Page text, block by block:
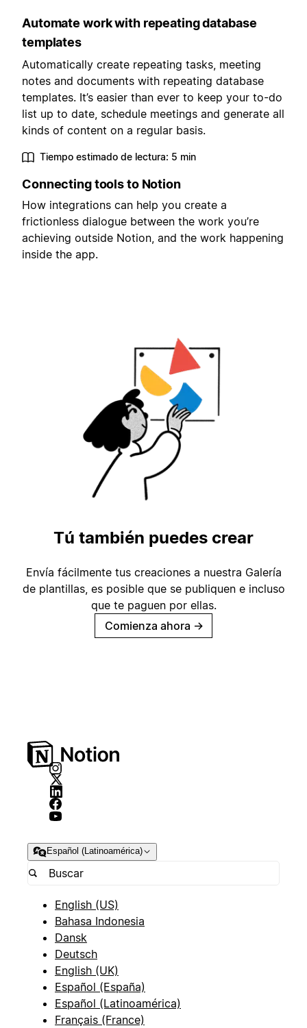
Automate work with repeating database
templates
Automatically create repeating tasks, meeting
notes and documents with repeating database
templates. It’s easier than ever to keep your to-do
list up to date, schedule meetings and generate all
kinds of content on a regular basis.
Tiempo estimado de lectura: 5 min
Connecting tools to Notion
How integrations can help you create a
frictionless dialogue between the work you’re
achieving outside Notion, and the work happening
inside the app.
Tú también puedes crear
Envía fácilmente tus creaciones a nuestra Galería
de plantillas, es posible que se publiquen e incluso
que te paguen por ellas.
Comienza ahora →
Español (Latinoamérica)
English (US)
Bahasa Indonesia
Dansk
Deutsch
English (UK)
Español (España)
Español (Latinoamérica)
Français (France)